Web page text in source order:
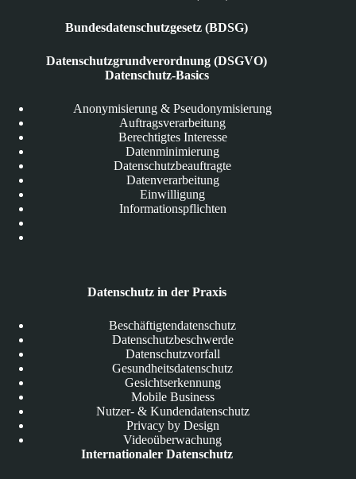
Bundesdatenschutzgesetz (BDSG)
Datenschutzgrundverordnung (DSGVO)
Datenschutz-Basics
Anonymisierung & Pseudonymisierung
Auftragsverarbeitung
Berechtigtes Interesse
Datenminimierung
Datenschutzbeauftragte
Datenverarbeitung
Einwilligung
Informationspflichten
Datenschutz in der Praxis
Beschäftigtendatenschutz
Datenschutzbeschwerde
Datenschutzvorfall
Gesundheitsdatenschutz
Gesichtserkennung
Mobile Business
Nutzer- & Kundendatenschutz
Privacy by Design
Videoüberwachung
Internationaler Datenschutz